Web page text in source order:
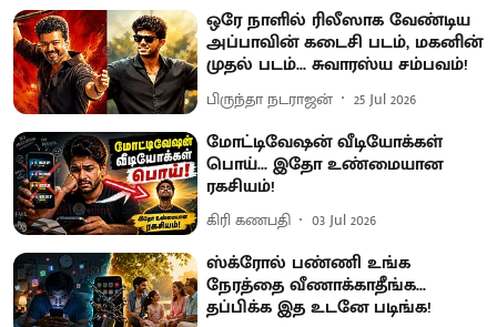
ஒரே நாளில் ரிலீஸாக வேண்டிய
அப்பாவின் கடைசி படம், மகனின்
முதல் படம்... சுவாரஸ்ய சம்பவம்!
பிருந்தா நடராஜன் 25 Jul 2026
மோட்டிவேஷன் வீடியோக்கள்
பொய்... இதோ உண்மையான
ரகசியம்!
கிரி கணபதி 03 Jul 2026
ஸ்க்ரோல் பண்ணி உங்க
நேரத்தை வீணாக்காதீங்க...
தப்பிக்க இத உடனே படிங்க!